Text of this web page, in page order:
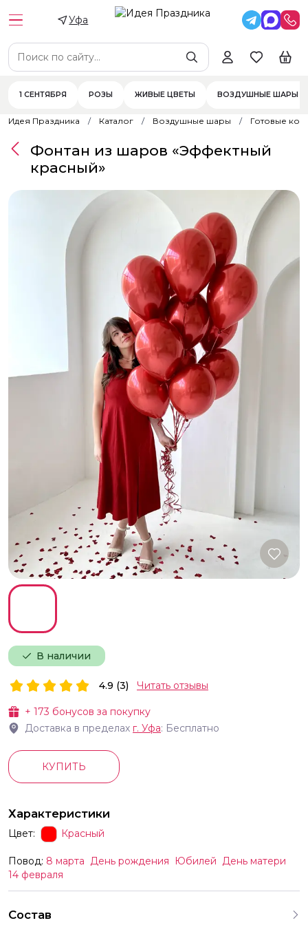
Уфа
1 СЕНТЯБРЯ РОЗЫ ЖИВЫЕ ЦВЕТЫ ВОЗДУШНЫЕ ШАРЫ
Идея Праздника Каталог Воздушные шары Готовые
В наличии
Фонтан из шаров «Эффектный
красный»
+ 173 бонусов за покупку
Доставка в пределах г. Уфа: Бесплатно
4.9 (3) Читать отзывы
КУПИТЬ
Характеристики
Цвет: Красный
Повод: 8 марта День рождения Юбилей День матери
14 февраля
Состав